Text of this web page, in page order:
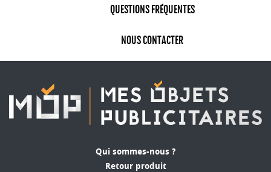
QUESTIONS FRÉQUENTES
NOUS CONTACTER
Qui sommes-nous ?
Retour produit